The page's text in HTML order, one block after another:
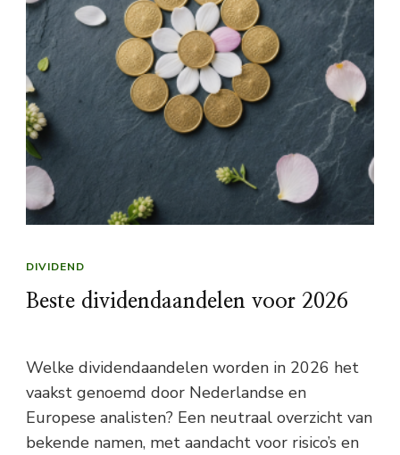
DIVIDEND
Beste dividendaandelen voor 2026
Welke dividendaandelen worden in 2026 het
vaakst genoemd door Nederlandse en
Europese analisten? Een neutraal overzicht van
bekende namen, met aandacht voor risico’s en